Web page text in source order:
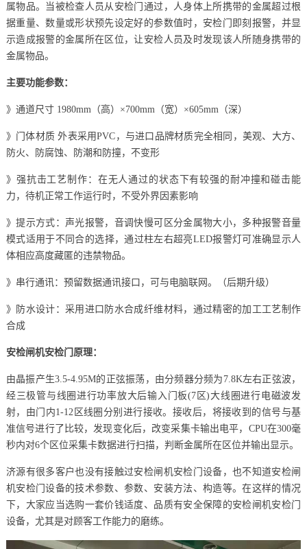
属物品。当被检查人员从安检门通过，人身体上所携带的金属超过根
据重量、数量或形状预先设定好的参数值时，安检门即刻报警，并显
示造成报警的金属所在区位，让安检人员及时发现该人所随身携带的
金属物品。
主要功能参数：
》通道尺寸 1980mm（高）×700mm（宽）×605mm（深）
》门体材质 外表采用PVC，与进口品牌材质完全相同，美观、大方、
防火、防腐蚀、防潮和防撞，不变形
》强抗击工艺制作：在无人通过的状态下有较强的耐冲撞和碰击能
力，待机正常工作运行时，不受外界因素影响
》提示方式：声光报警，音调快慢可区分金属物大小，多种报警音量
模式适用于不同合的选择，通过柱左右超亮LED报警灯可准确显示人
体相应高度藏匿的违禁物品。
》串行通讯：预留数据通讯接口，可与电脑联网。（后期升级）
》防水设计：采用进口防水合成纤维材料，通过精密的加工工艺制作
合成
安检闸机安检门原理：
由晶振产生3.5-4.95M的正弦振荡，由分频器分频为7.8K左右正弦波，
经三极管与线圈进行功率放大后输入门板(7区)大线圈进行电磁波发
射，由门内1-12区线圈分别进行接收。接收后，将接收到的信号与基
准信号进行了比较，发现变化后，改变采集卡输出电平，CPU在300毫
秒内对6个区位采集卡数据进行扫描，判断金属所在区位并输出显示。
济源有很多客户也没有接触过安检闸机安检门设备，也不知道安检闸
机安检门设备的技术参数、参数、安装方法、构造等。在这样的情况
下，大家应当选购一套价钱适度、品质有安全保障的安检闸机安检门
设备，尤其是对顾客工作能力的磨练。